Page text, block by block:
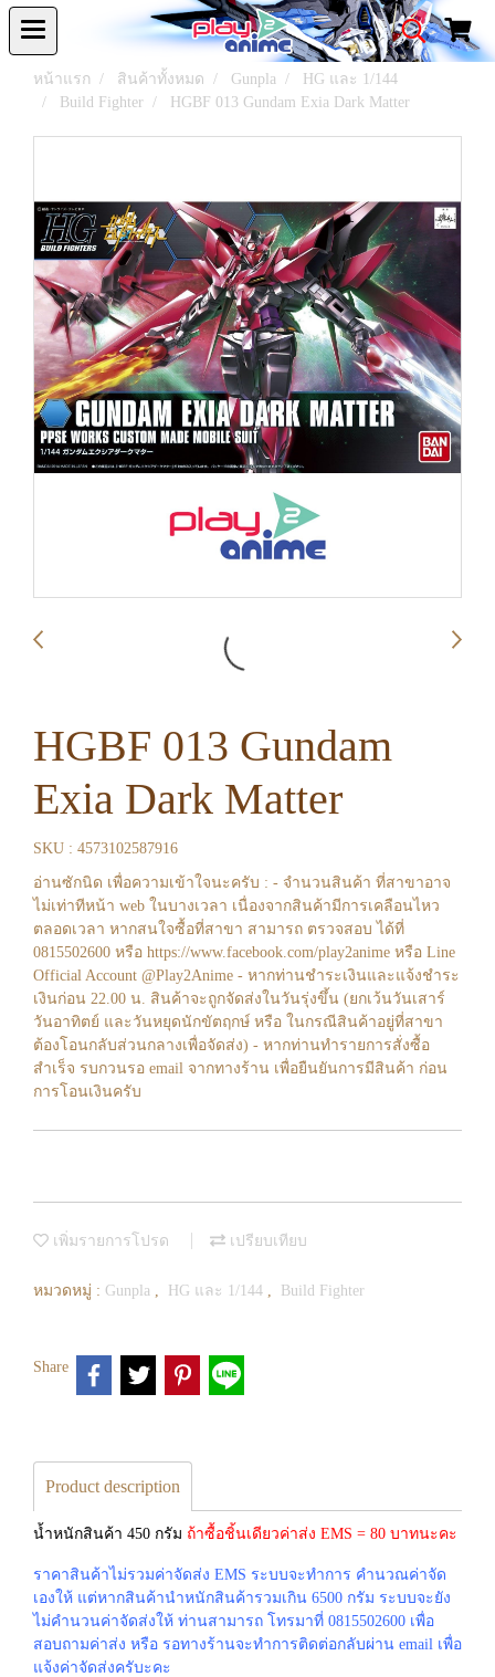
หน้าแรก สินค้าทั้งหมด Gunpla
HG และ 1/144
Build Fighter
HGBF 013 Gundam Exia Dark Matter
HGBF 013 Gundam
Exia Dark Matter
SKU : 4573102587916
อ่านซักนิด เพื่อความเข้าใจนะครับ : - จำนวนสินค้า ที่สาขาอาจ
ไม่เท่าทีหน้า web ในบางเวลา เนื่องจากสินค้ามีการเคลือนไหว
ตลอดเวลา หากสนใจซื้อที่สาขา สามารถ ตรวจสอบ ได้ที่
0815502600 หรือ https://www.facebook.com/play2anime หรือ Line
Official Account @Play2Anime - หากท่านชำระเงินและแจ้งชำระ
เงินก่อน 22.00 น. สินค้าจะถูกจัดส่งในวันรุ่งขึ้น (ยกเว้นวันเสาร์
วันอาทิตย์ และวันหยุดนักขัตฤกษ์ หรือ ในกรณีสินค้าอยู่ที่สาขา
ต้องโอนกลับส่วนกลางเพื่อจัดส่ง) - หากท่านทำรายการสั่งซื้อ
สำเร็จ รบกวนรอ email จากทางร้าน เพื่อยืนยันการมีสินค้า ก่อน
การโอนเงินครับ
เพิ่มรายการโปรด เปรียบเทียบ
หมวดหมู่ : Gunpla , HG และ 1/144 , Build Fighter
Share
Product description
น้ำหนักสินค้า 450 กรัม ถ้าซื้อชิ้นเดียวค่าส่ง EMS = 80 บาทนะคะ
ราคาสินค้าไม่รวมค่าจัดส่ง EMS ระบบจะทำการ คำนวณค่าจัด
เองให้ แต่หากสินค้านำหนักสินค้ารวมเกิน 6500 กรัม ระบบจะยัง
ไม่คำนวนค่าจัดส่งให้ ท่านสามารถ โทรมาที่ 0815502600 เพื่อ
สอบถามค่าส่ง หรือ รอทางร้านจะทำการติดต่อกลับผ่าน email เพื่อ
แจ้งค่าจัดส่งครับะคะ